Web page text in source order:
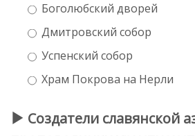
Боголюбский дворей
Дмитровский собор
Успенский собор
Храм Покрова на Нерли
Создатели славянской